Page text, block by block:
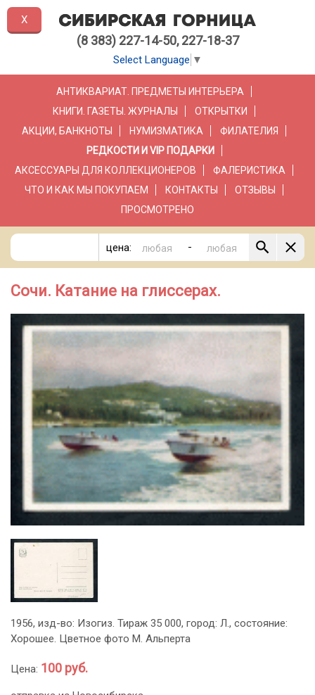
(8 383) 227-14-50, 227-18-37
Select Language ▼
АНТИКВАРИАТ. ПРЕДМЕТЫ ИНТЕРЬЕРА
КНИГИ. ГАЗЕТЫ. ЖУРНАЛЫ
ОТКРЫТКИ
АКЦИИ, БАНКНОТЫ
НУМИЗМАТИКА
ФИЛАТЕЛИЯ
РЕДКОСТИ И VIP ПОДАРКИ
АКСЕССУАРЫ ДЛЯ КОЛЛЕКЦИОНЕРОВ
ФАЛЕРИСТИКА
ЧТО И КАК МЫ ПОКУПАЕМ
КОНТАКТЫ
ОТЗЫВЫ
ПРОСМОТРЕНО
цена: -
Сочи. Катание на глиссерах.
1956, изд-во: Изогиз. Тираж 35 000, город: Л., состояние:
Хорошее. Цветное фото М. Альперта
Цена: 100 руб.
X